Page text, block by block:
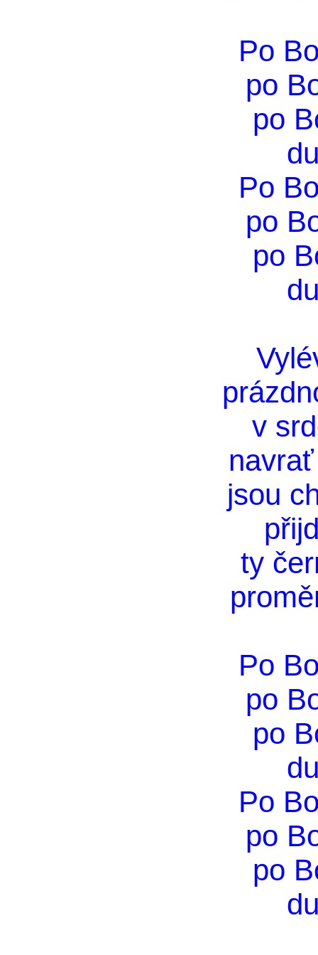
Po
po
po
Po
po
po
v
jsou
ty
Po
po
po
Po
po
po